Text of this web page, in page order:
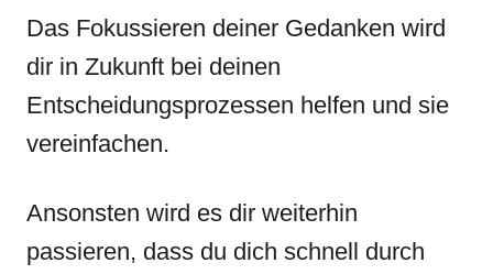
Das Fokussieren deiner Gedanken wird
dir in Zukunft bei deinen
Entscheidungsprozessen helfen und sie
vereinfachen.
Ansonsten wird es dir weiterhin
passieren, dass du dich schnell durch